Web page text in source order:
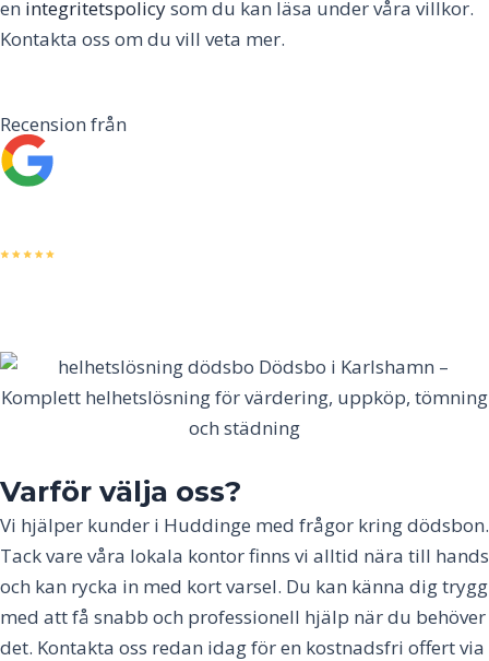
en integritetspolicysom du kan läsa under våra villkor.
Kontakta oss om du vill veta mer.
Recension från
Varför välja oss?
Vi hjälper kunder i Huddinge med frågor kring dödsbon.
Tack vare våra lokala kontor finns vi alltid nära till hands
och kan rycka in med kort varsel. Du kan känna dig trygg
med att få snabb och professionell hjälp när du behöver
det. Kontakta oss redan idag för en kostnadsfri offert via